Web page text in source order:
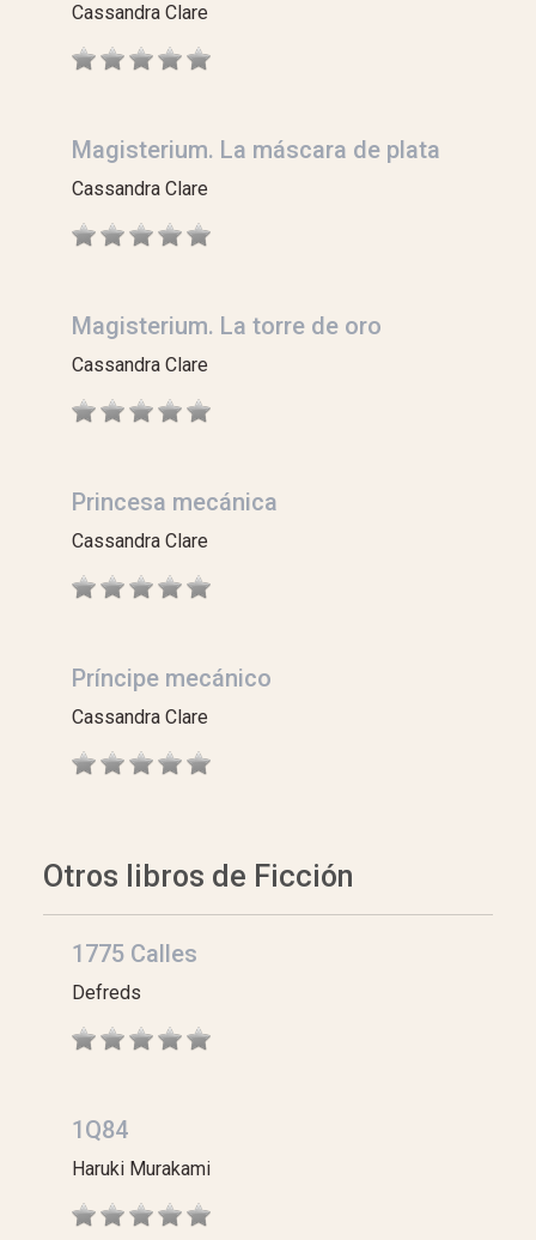
Cassandra Clare
Magisterium. La máscara de plata
Cassandra Clare
Magisterium. La torre de oro
Cassandra Clare
Princesa mecánica
Cassandra Clare
Príncipe mecánico
Cassandra Clare
Otros libros de Ficción
1775 Calles
Defreds
1Q84
Haruki Murakami